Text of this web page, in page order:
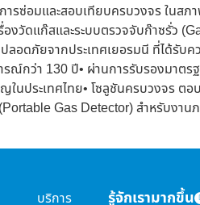
รซ่อมและสอบเทียบครบวงจร ในส
วัดแก๊สและระบบตรวจจับก๊าซรั่ว
ดภัยจากประเทศเยอรมนี ที่ได้รับค
กว่า 130 ปี• ผ่านการรับรองมาตร
นประเทศไทย• โซลูชันครบวงจร ต
Gas Detector) สำหรับงาน
บริการ รู้จักเรามากขึ้น